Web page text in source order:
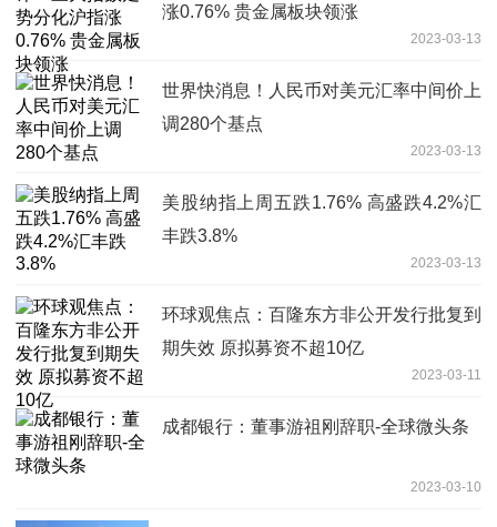
涨0.76% 贵金属板块领涨
2023-03-13
世界快消息！人民币对美元汇率中间价上
调280个基点
2023-03-13
美股纳指上周五跌1.76% 高盛跌4.2%汇
丰跌3.8%
2023-03-13
环球观焦点：百隆东方非公开发行批复到
期失效 原拟募资不超10亿
2023-03-11
成都银行：董事游祖刚辞职-全球微头条
2023-03-10